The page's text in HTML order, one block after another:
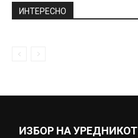
ИНТЕРЕСНО
ИЗБОР НА УРЕДНИКОТ